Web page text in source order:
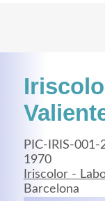
PIC-IRIS-001-
1970
Iriscolor -
Barcelona
Lorem ipsum
elit.